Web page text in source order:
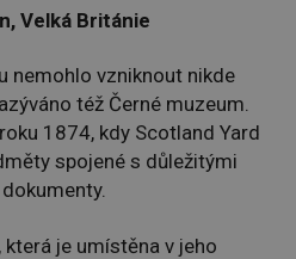
Velká Británie
nemohlo vzniknout nikde
též Černé muzeum.
1874, kdy Scotland Yard
spojené s důležitými
je umístěna v jeho